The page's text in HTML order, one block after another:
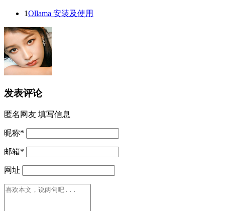
1Ollama 安装及使用
发表评论
匿名网友 填写信息
昵称*
邮箱*
网址